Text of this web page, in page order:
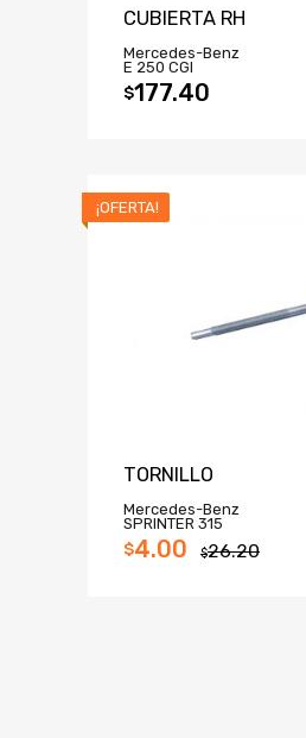
CUBIERTA RH
Mercedes-Benz
E 250 CGI
$177.40
¡OFERTA!
TORNILLO
Mercedes-Benz
SPRINTER 315
$26.20
$4.00